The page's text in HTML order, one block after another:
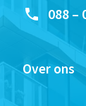
088 –
Over ons